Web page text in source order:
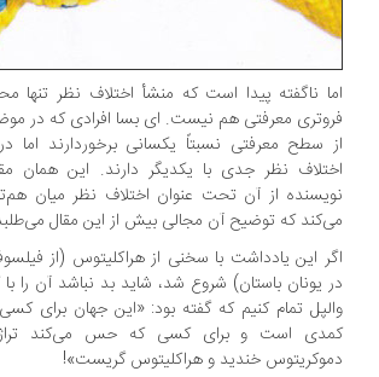
ناگفته پیدا است که منشأ اختلاف نظر تنها محدود
معرفتی هم نیست. ای بسا افرادی که در موضوعی
سطح معرفتی نسبتاً یکسانی برخوردارند اما در
نظر جدی با یکدیگر دارند. این همان
از آن تحت عنوان اختلاف نظر میان هم‌تایانِ
که توضیح آن مجالی بیش از این مقال می‌طلبد.
این یادداشت با سخنی از هراکلیتوس (از فیلسوفان
یونان باستان) شروع شد، شاید بد نباشد آن را با
تمام کنیم که گفته بود: «این جهان برای کسی که
است و برای کسی که حس می‌کند تراژدی؛ از
خندید و هراکلیتوس گریست»!